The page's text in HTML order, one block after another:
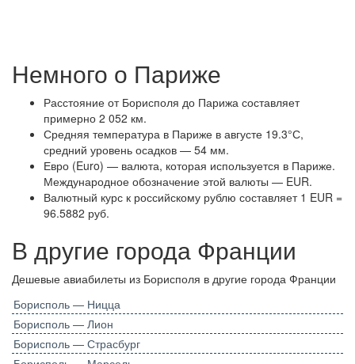
Немного о Париже
Расстояние от Борисполя до Парижа составляет
примерно 2 052 км.
Средняя температура в Париже в августе 19.3°С,
средний уровень осадков — 54 мм.
Евро (Euro) — валюта, которая используется в Париже.
Международное обозначение этой валюты — EUR.
Валютный курс к российскому рублю составляет 1 EUR =
96.5882 руб.
В другие города Франции
Дешевые авиабилеты из Борисполя в другие города Франции
Борисполь — Ницца
Борисполь — Лион
Борисполь — Страсбург